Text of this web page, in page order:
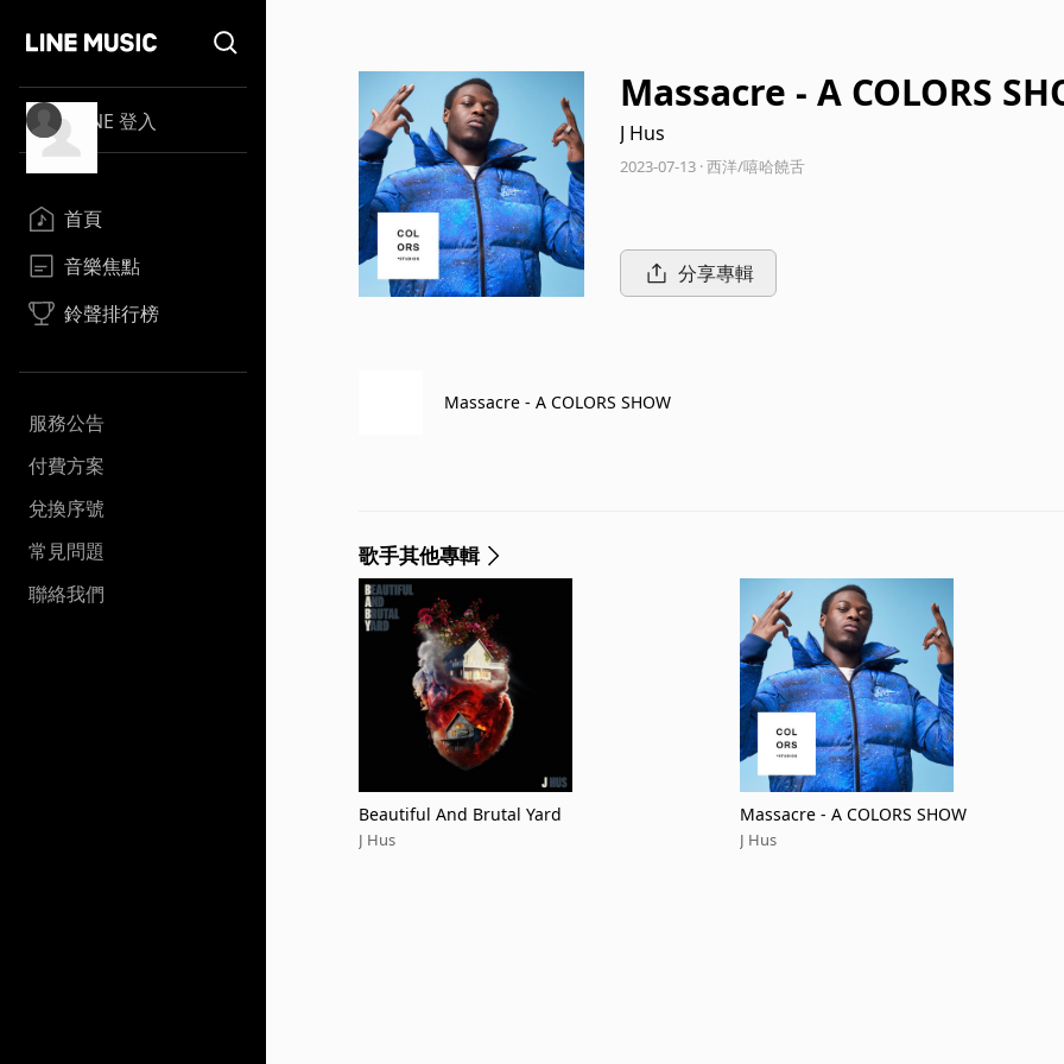
LINE 登入
首頁
音樂焦點
鈴聲排行榜
服務公告
付費方案
兌換序號
常見問題
聯絡我們
Massacre - A COLORS
J Hus
2023-07-13 · 西洋/嘻哈饒舌
分享專輯
Massacre - A COLORS SHOW
歌手其他專輯
Beautiful And Brutal Yard
J Hus
Massacre - A COLORS SHOW
J Hus